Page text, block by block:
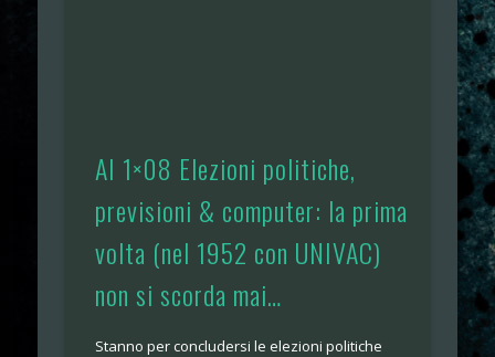
AI 1×08 Elezioni politiche,
previsioni & computer: la prima
volta (nel 1952 con UNIVAC)
non si scorda mai…
Stanno per concludersi le elezioni politiche